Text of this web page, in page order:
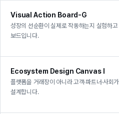
Visual Action Board-G
성장의 선순환이 실제로 작동하는지 실험하
보드입니다.
Ecosystem Design Canvas I
플랫폼을 거래장이 아니라 고객·파트너·사회
설계합니다.